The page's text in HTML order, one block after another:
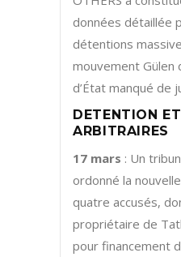
données détaillée
détentions
mouvement Gülen
d’État manqué de
DETENTION
ARBITRAIRES
17 mars : Un
ordonné la
quatre accusés,
propriétaire de
pour financement